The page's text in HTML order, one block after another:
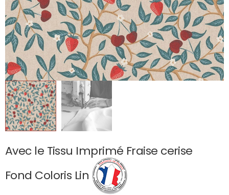
Avec le Tissu Imprimé Fraise cerise
Fond Coloris Lin